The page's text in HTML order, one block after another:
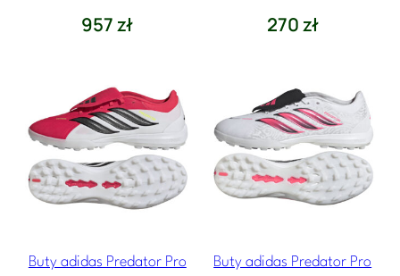
957 zł 270 zł
Buty adidas Predator Pro
Buty adidas Predator Pro